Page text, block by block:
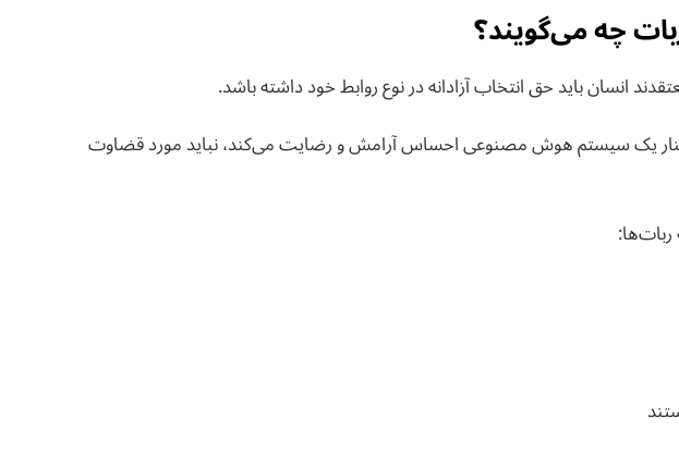
چه می‌گویند؟
انسان باید حق انتخاب آزادانه در نوع روابط خود داشته باشد.
کنار یک سیستم هوش مصنوعی احساس آرامش و رضایت می‌کند، نباید مورد قضاوت
ربات‌ها: